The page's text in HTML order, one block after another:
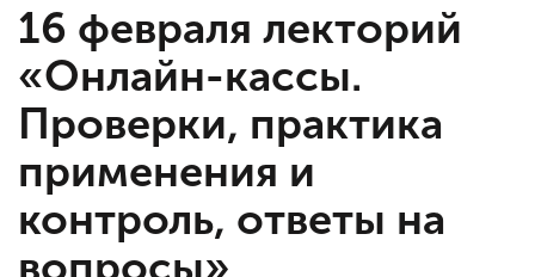
16 февраля лекторий
«Онлайн-кассы.
Проверки, практика
применения и
контроль, ответы на
вопросы»